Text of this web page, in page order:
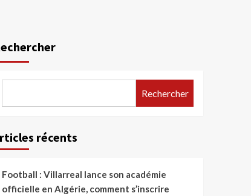
Rechercher
récents
Football : Villarreal lance son académie
officielle en Algérie, comment s’inscrire